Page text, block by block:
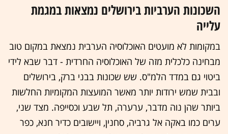
השכונות הערביות בירושלים נמצאות במגמת
עלייה
במקומות לא מועטים האוכלוסיה הערבית נמצאת במקום טוב
מבחינה כלכלית מזה של האוכלוסיה החרדית - דבר שבא לידי
ביטוי גם במדד הלמ"ס. שש שכונות בבני ברק, בירושלים
ובבית שמש ירודות יותר מאשר המועצות המקומיות החלשות
ביותר שהן נוה מדבר, ערערה, תל שבע וכסייפה. מצד שני,
ערים כמו באקה אל גרביה, סחנין, ויישובים כדיר חנא, כפר